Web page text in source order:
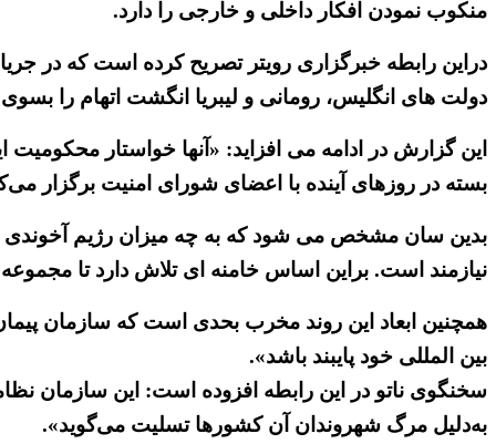
منکوب نمودن افکار داخلی و خارجی را دارد.
دراین رابطه خبرگزاری رویتر تصریح کرده است که در
دولت های انگلیس، رومانی و لیبریا انگشت اتهام را
این گزارش در ادامه می افزاید: «آنها خواستار
بسته در روزها‌ی آینده با اعضای شورای امنیت برگزار می‌کند،
بدین سان مشخص می شود که به چه میزان رژیم آخوندی که
نیازمند است. براین اساس خامنه ای تلاش دارد تا
همچنین ابعاد این روند مخرب بحدی است که سازمان
بین المللی خود پایبند باشد».
سخنگوی ناتو در این رابطه افزوده است: این سازمان
به‌دلیل مرگ شهروندان آن کشورها تسلیت می‌گوید».